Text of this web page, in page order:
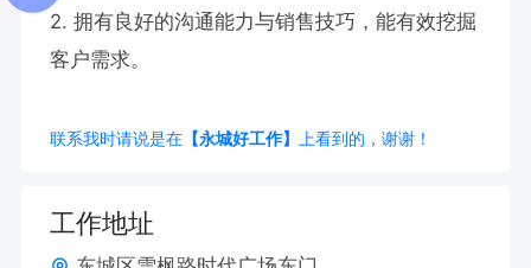
2. 拥有良好的沟通能力与销售技巧，能有效挖掘
联系我时请说是在【永城好工作】 上看到的，谢谢！
工作地址